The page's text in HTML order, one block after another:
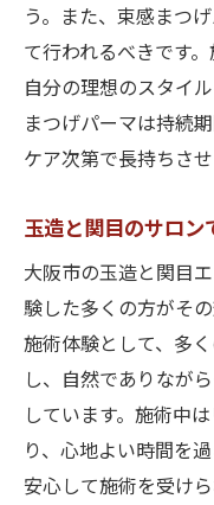
う。また、束感まつ
て行われるべきです
自分の理想のスタイ
まつげパーマは持続
ケア次第で長持ちさ
玉造と関目のサロ
大阪市の玉造と関目
験した多くの方がそ
施術体験として、多
し、自然でありなが
しています。施術中
り、心地よい時間を
安心して施術を受け